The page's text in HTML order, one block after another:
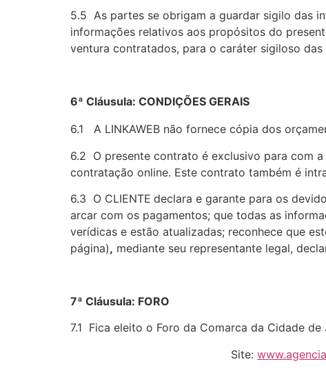
5.5 As partes se obrigam a guardar sigilo das
informações relativos aos propósitos do
ventura contratados, para o caráter sigiloso
6ª Cláusula: CONDIÇÕES GERAIS
6.1 A LINKAWEB não fornece cópia dos
6.2 O presente contrato é exclusivo para com
contratação online. Este contrato também é
6.3 O CLIENTE declara e garante para os
arcar com os pagamentos; que todas as
verídicas e estão atualizadas; reconhece que
página), mediante seu representante legal,
7ª Cláusula: FORO
7.1 Fica eleito o Foro da Comarca da Cidade
Site: